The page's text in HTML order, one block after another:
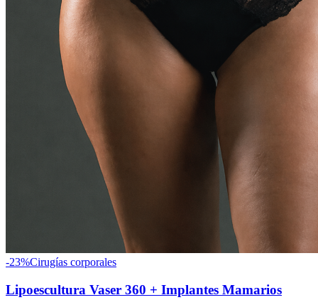
-23%Cirugías corporales
Lipoescultura Vaser 360 + Implantes Mamarios